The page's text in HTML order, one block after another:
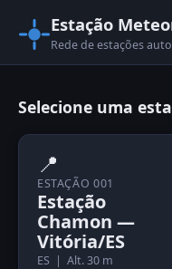
Estação
Rede de estações
Selecione uma
📍
ESTAÇÃO 001
Estação
Chamon —
Vitória/ES
ES | Alt. 30 m